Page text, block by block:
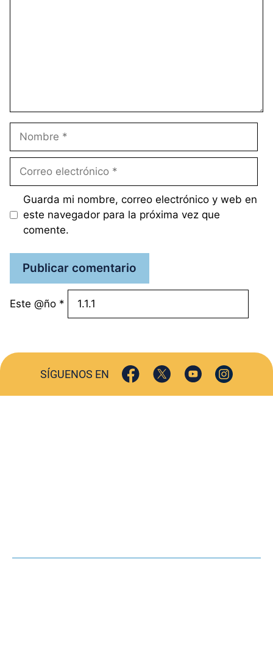
electrónico
Guarda mi nombre, correo electrónico y web en
este navegador para la próxima vez que
comente.
Este @ño *
SÍGUENOS EN